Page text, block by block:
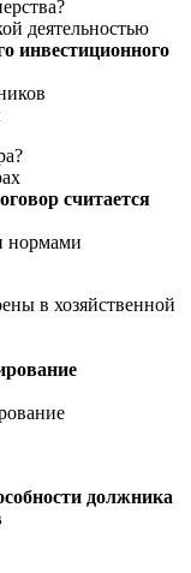
деятельностью
инвестиционного
считается
нормами
в хозяйственной
должника